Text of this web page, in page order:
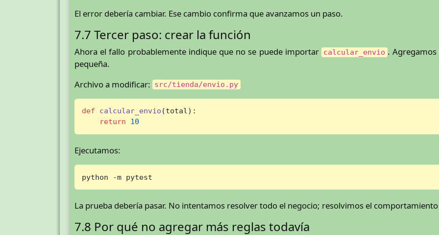
El error debería cambiar. Ese cambio confirma que avanzamos un paso.
7.7 Tercer paso: crear la función
Ahora el fallo probablemente indique que no se puede importar calcular_envio .
pequeña.
Archivo a modificar: src/tienda/envio.py
def calcular_envio (total ):
return
10
Ejecutamos:
python -m pytest
La prueba debería pasar. No intentamos resolver todo el negocio; resolvimos el
7.8 Por qué no agregar más reglas todavía